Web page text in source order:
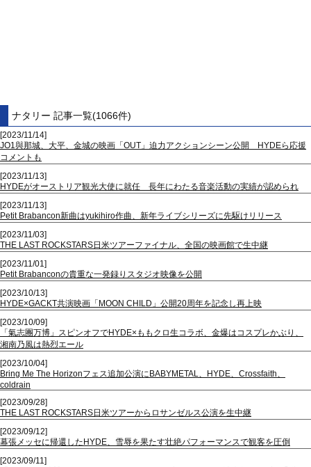
ナタリー 記事一覧(1066件)
[2023/11/14]
JO1與那城、大平、金城の映画「OUT」迫力アクションシーン公開 HYDEら応援
コメントも
[2023/11/13]
HYDEがオーストリア観光大使に就任 長年にわたる音楽活動の実績が認められ
[2023/11/13]
Petit Brabancon新曲はyukihiro作曲、新年ライブシリーズに先駆けリリース
[2023/11/03]
THE LAST ROCKSTARS日米ツアーファイナル、全国の映画館で生中継
[2023/11/01]
Petit Brabanconの貴重な一発録りスタジオ映像を公開
[2023/10/13]
HYDE×GACKT共演映画「MOON CHILD」公開20周年を記念し再上映
[2023/10/09]
「氣志團万博」スピンオフでHYDE×ももクロ生コラボ、金爆はコスプレかぶり、
湘南乃風は熱烈エール
[2023/10/04]
Bring Me The Horizonフェス追加公演にBABYMETAL、HYDE、Crossfaith、
coldrain
[2023/09/28]
THE LAST ROCKSTARS日米ツアーからロサンゼルス公演を生中継
[2023/09/12]
幕張メッセに帰還したHYDE、雪辱を果たす壮絶パフォーマンスで観客を圧倒
[2023/09/11]